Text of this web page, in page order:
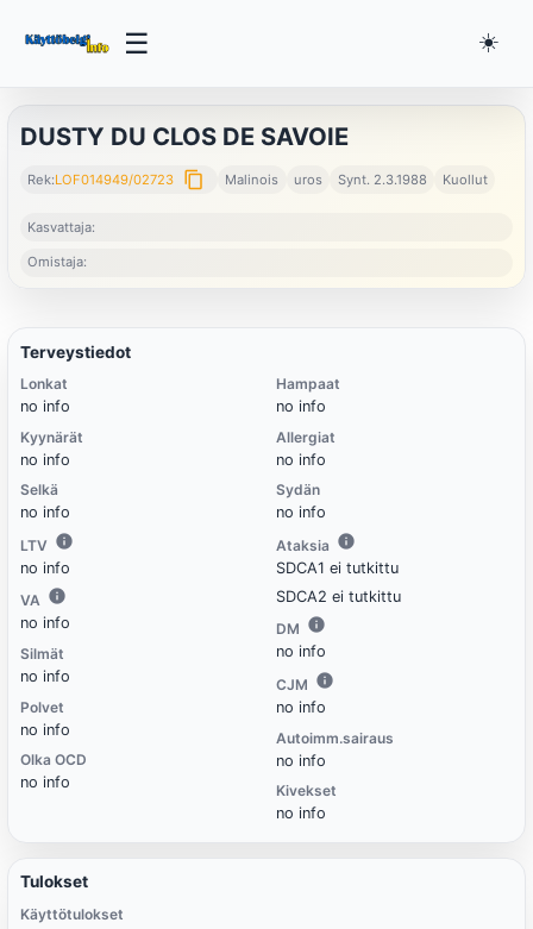
☰ ☀️
DUSTY DU CLOS DE SAVOIE
Rek:LOF014949/02723 content_copy Malinois uros Synt. 2.3.1988 Kuollut
Kasvattaja:
Omistaja:
Terveystiedot
Lonkat
no info
Kyynärät
no info
Selkä
no info
LTV
no info
VA
no info
Silmät
no info
Polvet
no info
Olka OCD
no info
Hampaat
no info
Allergiat
no info
Sydän
no info
Ataksia
SDCA1 ei tutkittu
SDCA2 ei tutkittu
DM
no info
CJM
no info
Autoimm.sairaus
no info
Kivekset
no info
Tulokset
Käyttötulokset